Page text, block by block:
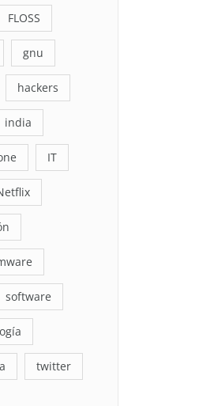
FLOSS
gnu
hackers
india
IT
software
twitter